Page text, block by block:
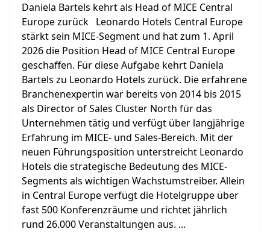
Daniela Bartels kehrt als Head of MICE Central
Europe zurück Leonardo Hotels Central Europe
stärkt sein MICE-Segment und hat zum 1. April
2026 die Position Head of MICE Central Europe
geschaffen. Für diese Aufgabe kehrt Daniela
Bartels zu Leonardo Hotels zurück. Die erfahrene
Branchenexpertin war bereits von 2014 bis 2015
als Director of Sales Cluster North für das
Unternehmen tätig und verfügt über langjährige
Erfahrung im MICE- und Sales-Bereich. Mit der
neuen Führungsposition unterstreicht Leonardo
Hotels die strategische Bedeutung des MICE-
Segments als wichtigen Wachstumstreiber. Allein
in Central Europe verfügt die Hotelgruppe über
fast 500 Konferenzräume und richtet jährlich
rund 26.000 Veranstaltungen aus. ...